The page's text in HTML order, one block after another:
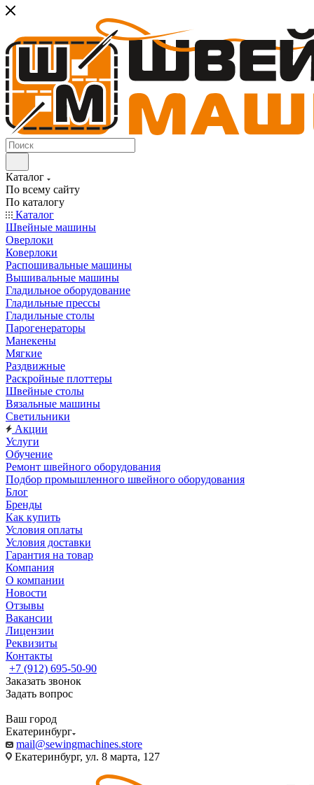
Каталог
По всему сайту
По каталогу
Каталог
Швейные машины
Оверлоки
Коверлоки
Распошивальные машины
Вышивальные машины
Гладильное оборудование
Гладильные прессы
Гладильные столы
Парогенераторы
Манекены
Мягкие
Раздвижные
Раскройные плоттеры
Швейные столы
Вязальные машины
Светильники
Акции
Услуги
Обучение
Ремонт швейного оборудования
Подбор промышленного швейного оборудования
Блог
Бренды
Как купить
Условия оплаты
Условия доставки
Гарантия на товар
Компания
О компании
Новости
Отзывы
Вакансии
Лицензии
Реквизиты
Контакты
+7 (912) 695-50-90
Заказать звонок
Задать вопрос
Ваш город
Екатеринбург
mail@sewingmachines.store
Екатеринбург, ул. 8 марта, 127